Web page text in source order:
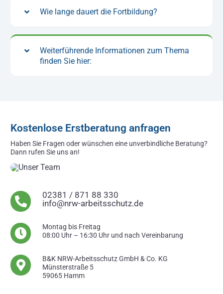
Wie lange dauert die Fortbildung?
Weiterführende Informationen zum Thema
finden Sie hier:
Kostenlose Erstberatung anfragen
Haben Sie Fragen oder wünschen eine unverbindliche Beratung?
Dann rufen Sie uns an!
02381 / 871 88 330
info@nrw-arbeitsschutz.de
Montag bis Freitag
08:00 Uhr – 16:30 Uhr und nach Vereinbarung
B&K NRW-Arbeitsschutz GmbH & Co. KG
Münsterstraße 5
59065 Hamm